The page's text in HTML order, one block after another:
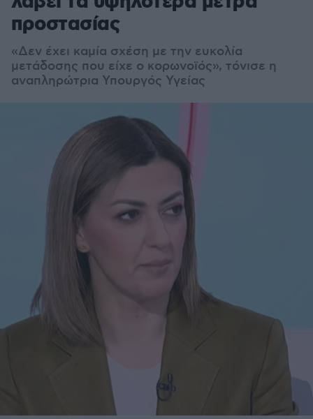
προστασίας
«Δεν έχει καμία σχέση με την ευκολία
μετάδοσης που είχε ο κορωνοϊός», τόνισε η
αναπληρώτρια Υπουργός Υγείας